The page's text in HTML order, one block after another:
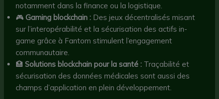
notamment dans la finance ou la logistique.
🎮 Gaming blockchain : Des jeux décentralisés misant
sur l’interopérabilité et la sécurisation des actifs in-
game grâce à Fantom stimulent l’engagement
communautaire.
🏥Solutions blockchain pour la santé : Traçabilité et
sécurisation des données médicales sont aussi des
champs d’application en plein développement.